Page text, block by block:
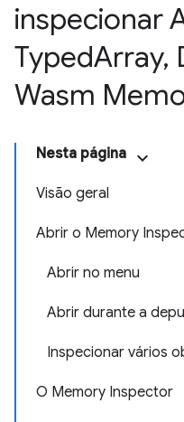
inspecionar
TypedArray,
Wasm
Nesta página
Visão geral
Abrir o Memory
Abrir no menu
Abrir durante a
Inspecionar vários
O Memory Inspector